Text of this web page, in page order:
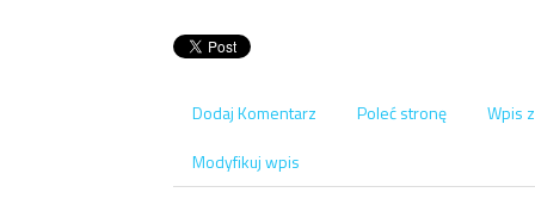
Dodaj Komentarz Poleć stronę
Wpis
Modyfikuj wpis